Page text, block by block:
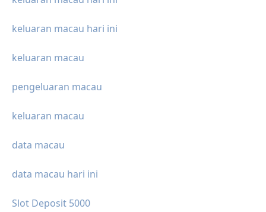
keluaran macau hari ini
keluaran macau
pengeluaran macau
keluaran macau
data macau
data macau hari ini
Slot Deposit 5000